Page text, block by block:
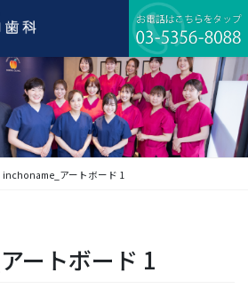
inchoname_アートボード 1
ートボード 1